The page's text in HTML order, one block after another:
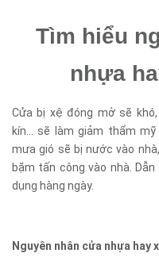
Tìm hiểu
nhựa
Cửa bị xệ đóng mở sẽ
kín... sẽ làm giảm thẩm
mưa gió sẽ bị nước vào
bặm tấn công vào nhà.
dụng hàng ngày.
Nguyên nhân cửa nhựa hay